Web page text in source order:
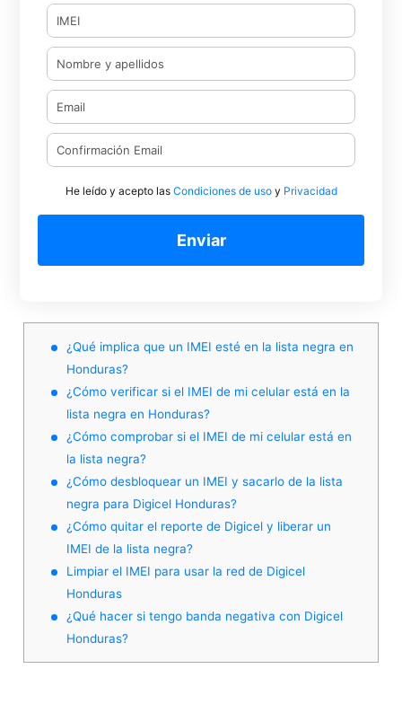
He leído y acepto las Condiciones de usoy Privacidad
Enviar
¿Qué implica que un IMEI esté en la lista negra en
Honduras?
¿Cómo verificar si el IMEI de mi celular está en la
lista negra en Honduras?
¿Cómo comprobar si el IMEI de mi celular está en
la lista negra?
¿Cómo desbloquear un IMEI y sacarlo de la lista
negra para Digicel Honduras?
¿Cómo quitar el reporte de Digicel y liberar un
IMEI de la lista negra?
Limpiar el IMEI para usar la red de Digicel
Honduras
¿Qué hacer si tengo banda negativa con Digicel
Honduras?